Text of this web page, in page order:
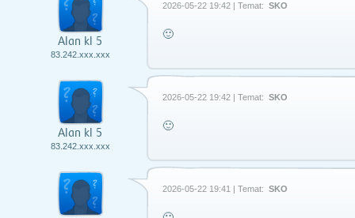
Alan kl 5
83.242.xxx.xxx
2026-05-22 19:42 | Temat: SKO
🙂
Alan kl 5
83.242.xxx.xxx
2026-05-22 19:42 | Temat: SKO
🙂
2026-05-22 19:41 | Temat: SKO